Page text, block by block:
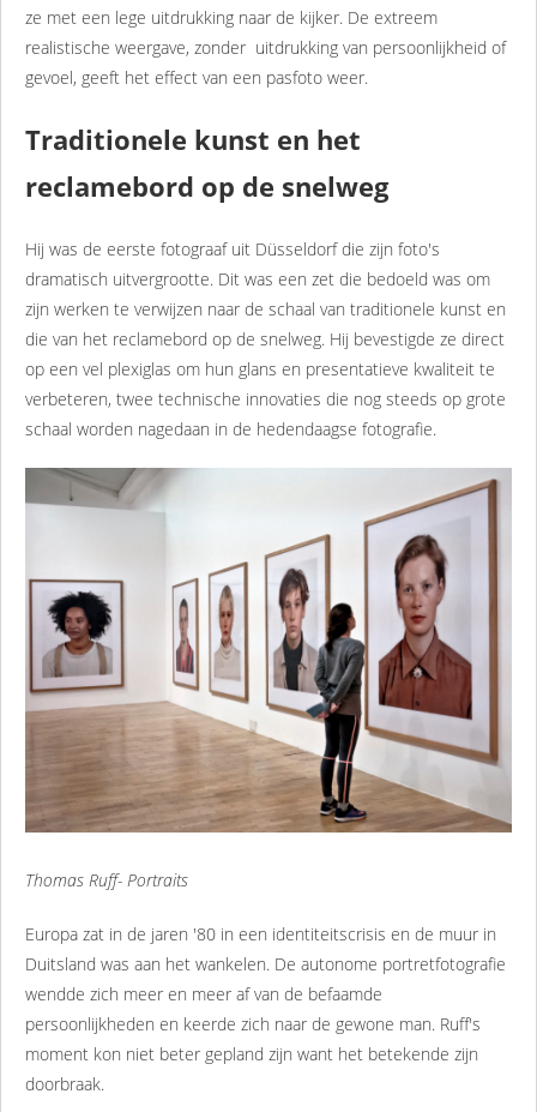
ze met een lege uitdrukking naar de kijker. De extreem
realistische weergave, zonder uitdrukking van persoonlijkheid of
gevoel, geeft het effect van een pasfoto weer.
Traditionele kunst en het
reclamebord op de snelweg
Hij was de eerste fotograaf uit Düsseldorf die zijn foto's
dramatisch uitvergrootte. Dit was een zet die bedoeld was om
zijn werken te verwijzen naar de schaal van traditionele kunst en
die van het reclamebord op de snelweg. Hij bevestigde ze direct
op een vel plexiglas om hun glans en presentatieve kwaliteit te
verbeteren, twee technische innovaties die nog steeds op grote
schaal worden nagedaan in de hedendaagse fotografie.
Thomas Ruff- Portraits
Europa zat in de jaren '80 in een identiteitscrisis en de muur in
Duitsland was aan het wankelen. De autonome portretfotografie
wendde zich meer en meer af van de befaamde
persoonlijkheden en keerde zich naar de gewone man. Ruff's
moment kon niet beter gepland zijn want het betekende zijn
doorbraak.